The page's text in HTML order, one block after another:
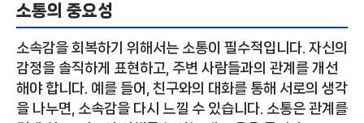
소통의 중요성
소속감을 회복하기 위해서는 소통이 필수적입니다. 자신의
감정을 솔직하게 표현하고, 주변 사람들과의 관계를 개선
해야 합니다. 예를 들어, 친구와의 대화를 통해 서로의 생각
을 나누면, 소속감을 다시 느낄 수 있습니다. 소통은 관계를